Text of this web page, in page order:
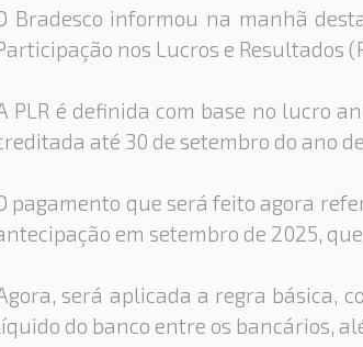
Bradesco informou na manhã
nos Lucros e Resultados
PLR é definida com base no lucro
até 30 de setembro do ano
pagamento que será feito agora
em setembro de 2025,
será aplicada a regra básica,
do banco entre os bancários,